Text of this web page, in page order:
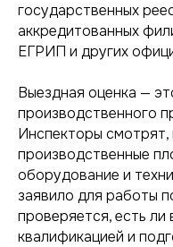
государственных
аккредитованных
ЕГРИП и других
Выездная оценка —
производственного
Инспекторы смотрят,
производственные
оборудование и
заявило для работы
проверяется, есть
квалификацией и